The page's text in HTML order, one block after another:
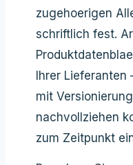
zugehoerigen
schriftlich fest.
Ihrer
mit
nachvollziehen
zum Zeitpunkt